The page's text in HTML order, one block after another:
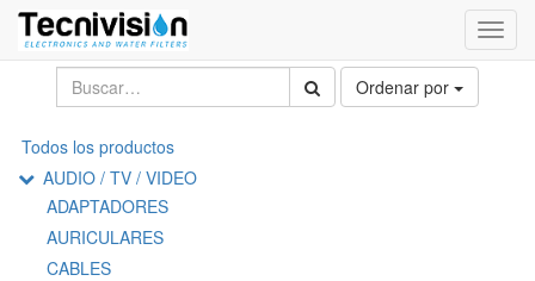
Ordenar por
Todos los productos
AUDIO / TV / VIDEO
ADAPTADORES
AURICULARES
CABLES